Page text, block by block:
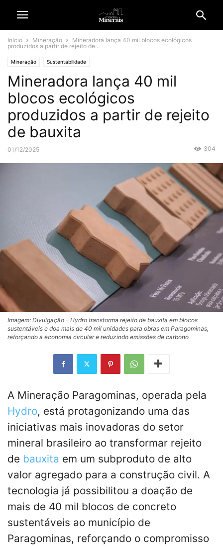
Início Mineração
Mineradora lança 40 mil blocos ecológicos
produzidos a partir de rejeito de...
Mineração Sustentabilidade
Mineradora lança 40 mil
blocos ecológicos
produzidos a partir de rejeito
de bauxita
01/12/2025 304
Imagem: Divulgação - Hydro transforma rejeito de bauxita em blocos
sustentáveis e doa mais de 40 mil unidades para obras em Paragominas,
reforçando a economia circular e reduzindo emissões de carbono
A Mineração Paragominas, operada pela
Hydro, está protagonizando uma das
iniciativas mais inovadoras do setor
mineral brasileiro ao transformar rejeito
de bauxita em um subproduto de alto
valor agregado para a construção civil. A
tecnologia já possibilitou a doação de
mais de 40 mil blocos de concreto
sustentáveis ao município de
Paragominas, reforçando o compromisso